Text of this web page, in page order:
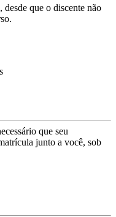
que o discente não
que seu
junto a você, sob